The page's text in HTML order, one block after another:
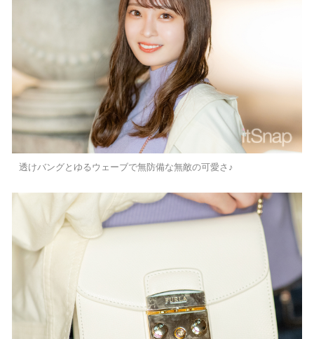
透けバングとゆるウェーブで無防備な無敵の可愛さ♪